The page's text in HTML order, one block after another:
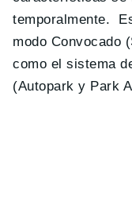
temporalmente.
modo Convocado
como el sistema
(Autopark y Park